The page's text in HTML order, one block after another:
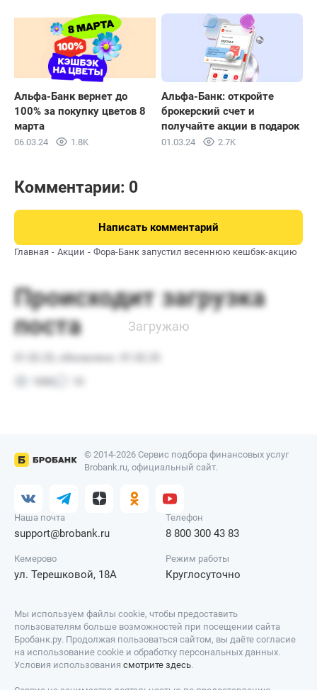
Альфа-Банк вернет до
100% за покупку цветов 8
марта
06.03.24 1.8K
Альфа-Банк: откройте
брокерский счет и
получайте акции в подарок
01.03.24 2.7K
Комментарии: 0
Написать комментарий
Главная Акции Фора-Банк запустил весеннюю кешбэк-акцию
© 2014-2026 Сервис подбора финансовых услуг
Brobank.ru, официальный сайт.
Наша почта
support@brobank.ru
Телефон
8 800 300 43 83
Кемерово
ул. Терешковой, 18А
Режим работы
Круглосуточно
Мы используем файлы cookie, чтобы предоставить
пользователям больше возможностей при посещении сайта
Бробанк.ру. Продолжая пользоваться сайтом, вы даёте согласие
на использование cookie и обработку персональных данных.
Условия использования смотрите здесь.